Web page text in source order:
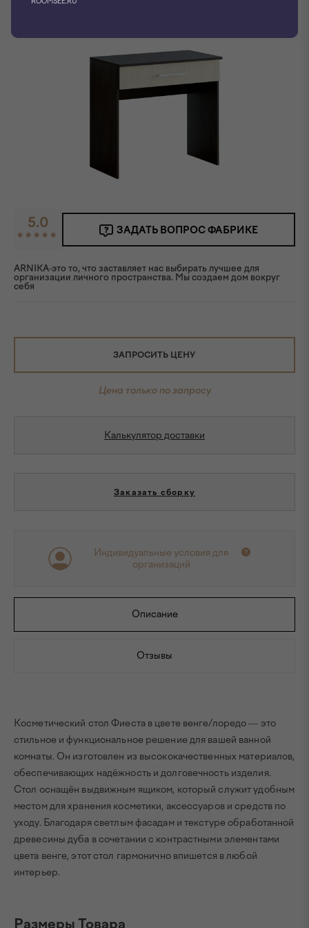
5.0 ЗАДАТЬ ВОПРОС ФАБРИКЕ
ARNIKA-это то, что заставляет нас выбирать лучшее для
организации личного пространства. Мы создаем дом вокруг
себя
ЗАПРОСИТЬ ЦЕНУ
Цена только по запросу
Калькулятор доставки
Заказать сборку
Индивидуальные условия для
организаций
Описание
Отзывы
Косметический стол Фиеста в цвете венге/лоредо — это
стильное и функциональное решение для вашей ванной
комнаты. Он изготовлен из высококачественных материалов,
обеспечивающих надёжность и долговечность изделия.
Стол оснащён выдвижным ящиком, который служит удобным
местом для хранения косметики, аксессуаров и средств по
уходу. Благодаря светлым фасадам и текстуре обработанной
древесины дуба в сочетании с контрастными элементами
цвета венге, этот стол гармонично впишется в любой
интерьер.
Размеры Товара